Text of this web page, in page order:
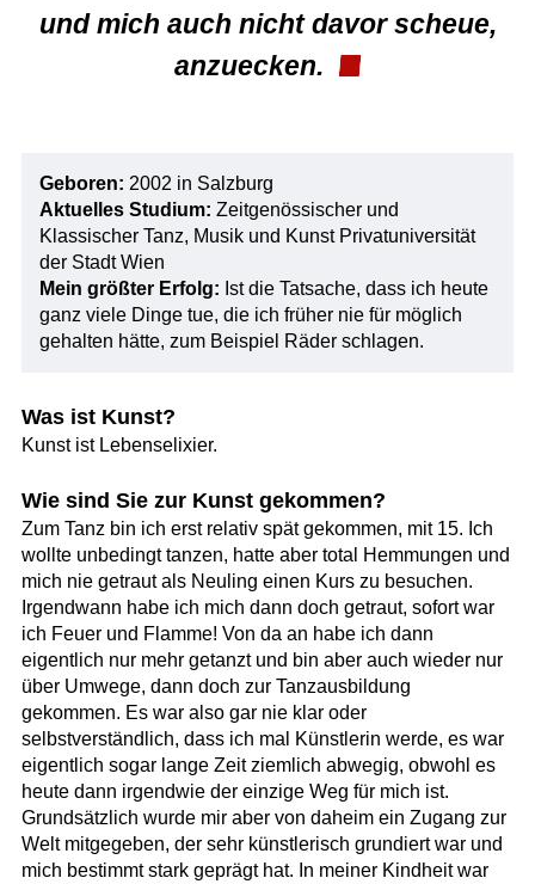
und mich auch nicht davor scheue,
anzuecken.
Geboren: 2002 in Salzburg
Aktuelles Studium: Zeitgenössischer und
Klassischer Tanz, Musik und Kunst Privatuniversität
der Stadt Wien
Mein größter Erfolg: Ist die Tatsache, dass ich heute
ganz viele Dinge tue, die ich früher nie für möglich
gehalten hätte, zum Beispiel Räder schlagen.
Was ist Kunst?
Kunst ist Lebenselixier.
Wie sind Sie zur Kunst gekommen?
Zum Tanz bin ich erst relativ spät gekommen, mit 15. Ich
wollte unbedingt tanzen, hatte aber total Hemmungen und
mich nie getraut als Neuling einen Kurs zu besuchen.
Irgendwann habe ich mich dann doch getraut, sofort war
ich Feuer und Flamme! Von da an habe ich dann
eigentlich nur mehr getanzt und bin aber auch wieder nur
über Umwege, dann doch zur Tanzausbildung
gekommen. Es war also gar nie klar oder
selbstverständlich, dass ich mal Künstlerin werde, es war
eigentlich sogar lange Zeit ziemlich abwegig, obwohl es
heute dann irgendwie der einzige Weg für mich ist.
Grundsätzlich wurde mir aber von daheim ein Zugang zur
Welt mitgegeben, der sehr künstlerisch grundiert war und
mich bestimmt stark geprägt hat. In meiner Kindheit war